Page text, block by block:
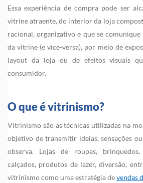
Essa experiência de compra pode ser
vitrine atraente, do interior da loja
racional, organizativo e que se
da vitrine (e vice-versa), por meio de
layout da loja ou de efeitos visuais
consumidor.
O que é vitrinismo?
Vitrinismo são as técnicas utilizadas na
objetivo de transmitir ideias, sensações
observa. Lojas de roupas, brinquedos,
calçados, produtos de lazer, diversão,
vitrinismo como uma estratégia devendas